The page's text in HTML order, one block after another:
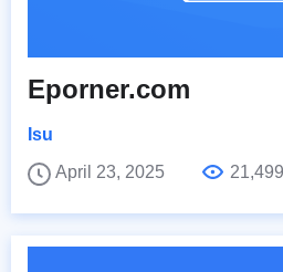
Eporner.com
Isu
April 23, 2025
21,499